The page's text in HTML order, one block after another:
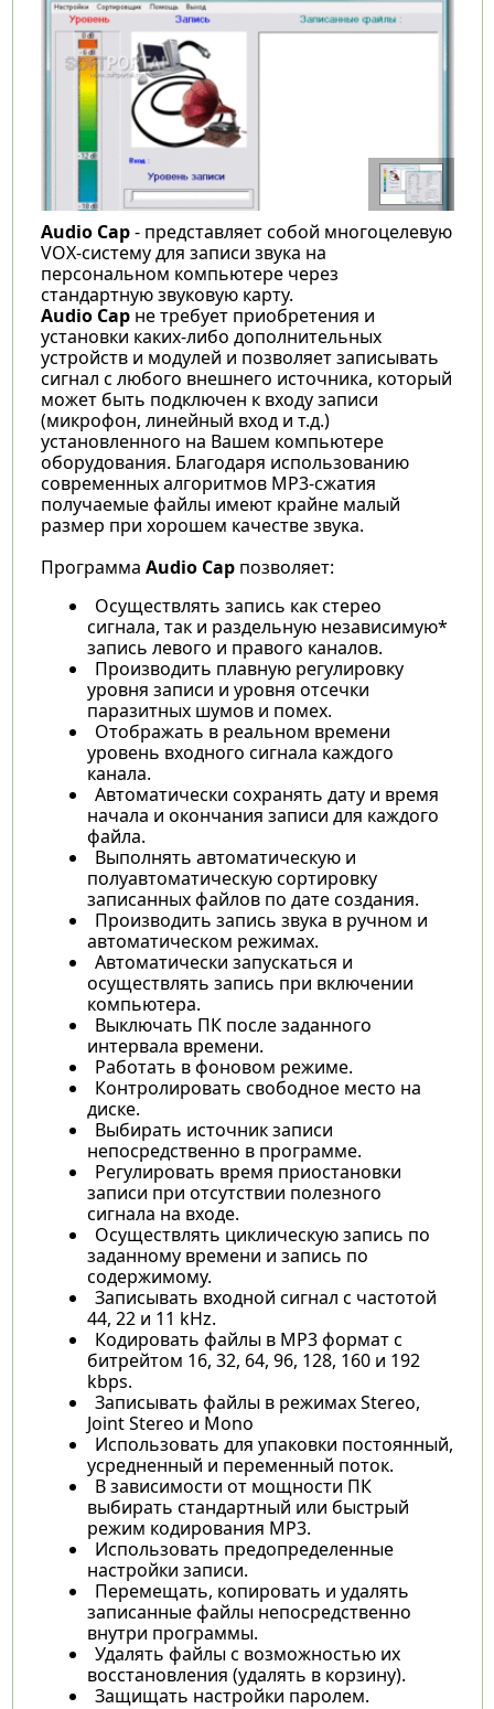
Audio Cap- представляет собой многоцелевую
VOX-систему для записи звука на
персональном компьютере через
стандартную звуковую карту.
Audio Capне требует приобретения и
установки каких-либо дополнительных
устройств и модулей и позволяет записывать
сигнал с любого внешнего источника, который
может быть подключен к входу записи
(микрофон, линейный вход и т.д.)
установленного на Вашем компьютере
оборудования. Благодаря использованию
современных алгоритмов MP3-сжатия
получаемые файлы имеют крайне малый
размер при хорошем качестве звука.
Программа Audio Capпозволяет:
Осуществлять запись как стерео
сигнала, так и раздельную независимую*
запись левого и правого каналов.
Производить плавную регулировку
уровня записи и уровня отсечки
паразитных шумов и помех.
Отображать в реальном времени
уровень входного сигнала каждого
канала.
Автоматически сохранять дату и время
начала и окончания записи для каждого
файла.
Выполнять автоматическую и
полуавтоматическую сортировку
записанных файлов по дате создания.
Производить запись звука в ручном и
автоматическом режимах.
Автоматически запускаться и
осуществлять запись при включении
компьютера.
Выключать ПК после заданного
интервала времени.
Работать в фоновом режиме.
Контролировать свободное место на
диске.
Выбирать источник записи
непосредственно в программе.
Регулировать время приостановки
записи при отсутствии полезного
сигнала на входе.
Осуществлять циклическую запись по
заданному времени и запись по
содержимому.
Записывать входной сигнал с частотой
44, 22 и 11 kHz.
Кодировать файлы в MP3 формат с
битрейтом 16, 32, 64, 96, 128, 160 и 192
kbps.
Записывать файлы в режимах Stereo,
Joint Stereo и Mono
Использовать для упаковки постоянный,
усредненный и переменный поток.
В зависимости от мощности ПК
выбирать стандартный или быстрый
режим кодирования MP3.
Использовать предопределенные
настройки записи.
Перемещать, копировать и удалять
записанные файлы непосредственно
внутри программы.
Удалять файлы с возможностью их
восстановления (удалять в корзину).
Защищать настройки паролем.